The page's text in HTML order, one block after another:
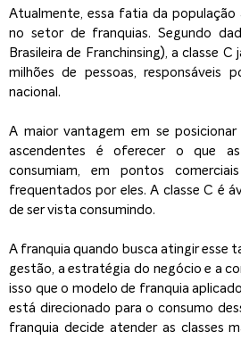
Atualmente, essa fatia da população
no setor de franquias. Segundo
Brasileira de Franchinsing), a classe
milhões de pessoas, responsáveis
nacional.
A maior vantagem em se
ascendentes é oferecer o que
consumiam, em pontos
frequentados por eles. A classe C é
de ser vista consumindo.
A franquia quando busca atingir esse
gestão, a estratégia do negócio e a
isso que o modelo de franquia
está direcionado para o consumo
franquia decide atender as classes